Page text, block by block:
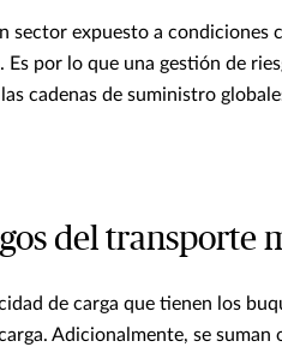
sector expuesto a
Es por lo que una gestión de
cadenas de suministro
del transporte
de carga que tienen los
Adicionalmente, se